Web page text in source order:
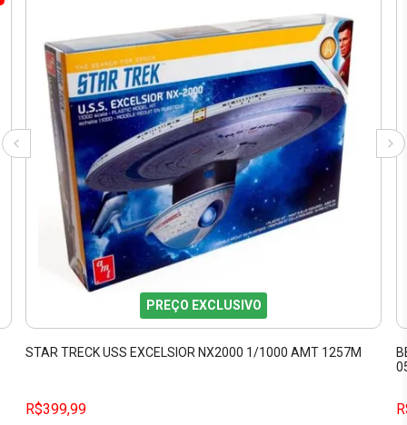
PREÇO EXCLUSIVO
STAR TRECK USS EXCELSIOR NX2000 1/1000 AMT 1257M
R$399,99